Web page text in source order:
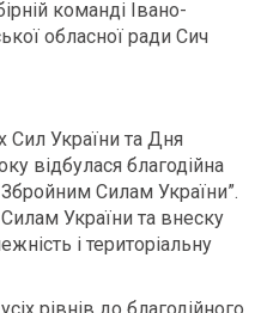
команді Івано-
обласної ради Сич
Сил України та Дня
відбулася благодійна
Силам України”.
України та внеску
і територіальну